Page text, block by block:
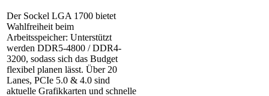
Der Sockel LGA 1700 bietet
Wahlfreiheit beim
Arbeitsspeicher: Unterstützt
werden DDR5-4800 / DDR4-
3200, sodass sich das Budget
flexibel planen lässt. Über 20
Lanes, PCIe 5.0 & 4.0 sind
aktuelle Grafikkarten und schnelle